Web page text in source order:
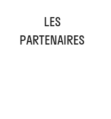
LES
PARTENAIRES